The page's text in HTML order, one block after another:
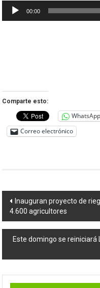
Reproductor
00:00
Comparte esto:
WhatsApp
Correo electrónico
Navegación
de
entradas
Inauguran proyecto de
4.600 agricultores
Este domingo se reiniciará